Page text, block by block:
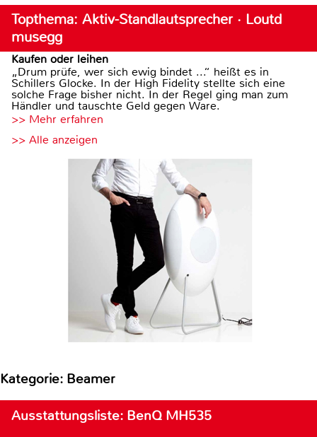
Topthema: Aktiv-Standlautsprecher · Loutd
musegg
Kaufen oder leihen
„Drum prüfe, wer sich ewig bindet ...“ heißt es in
Schillers Glocke. In der High Fidelity stellte sich eine
solche Frage bisher nicht. In der Regel ging man zum
Händler und tauschte Geld gegen Ware.
>> Mehr erfahren
>> Alle anzeigen
Kategorie: Beamer
Ausstattungsliste: BenQ MH535